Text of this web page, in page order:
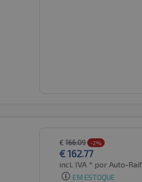
€ 166.09 -2%
€162.77
incl. IVA * por Auto-
EM ESTOQUE